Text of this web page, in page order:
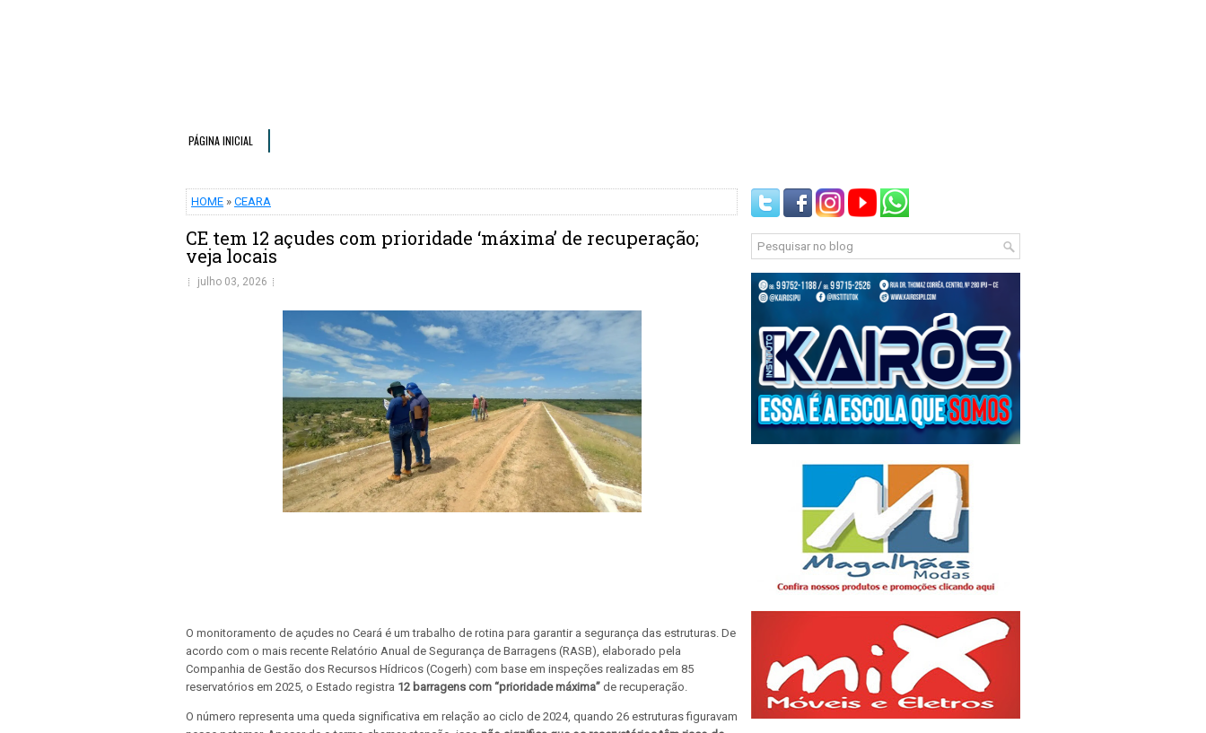
PÁGINA INICIAL
HOME » CEARA
CE tem 12 açudes com prioridade ‘máxima’ de recuperação;
veja locais
julho 03, 2026
O monitoramento de açudes no Ceará é um trabalho de rotina para garantir a segurança das estruturas. De
acordo com o mais recente Relatório Anual de Segurança de Barragens (RASB), elaborado pela
Companhia de Gestão dos Recursos Hídricos (Cogerh) com base em inspeções realizadas em 85
reservatórios em 2025, o Estado registra 12 barragens com “prioridade máxima” de recuperação.
O número representa uma queda significativa em relação ao ciclo de 2024, quando 26 estruturas figuravam